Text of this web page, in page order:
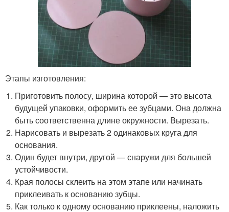
Этапы изготовления:
Приготовить полосу, ширина которой — это высота
будущей упаковки, оформить ее зубцами. Она должна
быть соответственна длине окружности. Вырезать.
Нарисовать и вырезать 2 одинаковых круга для
основания.
Один будет внутри, другой — снаружи для большей
устойчивости.
Края полосы склеить на этом этапе или начинать
приклеивать к основанию зубцы.
Как только к одному основанию приклеены, наложить